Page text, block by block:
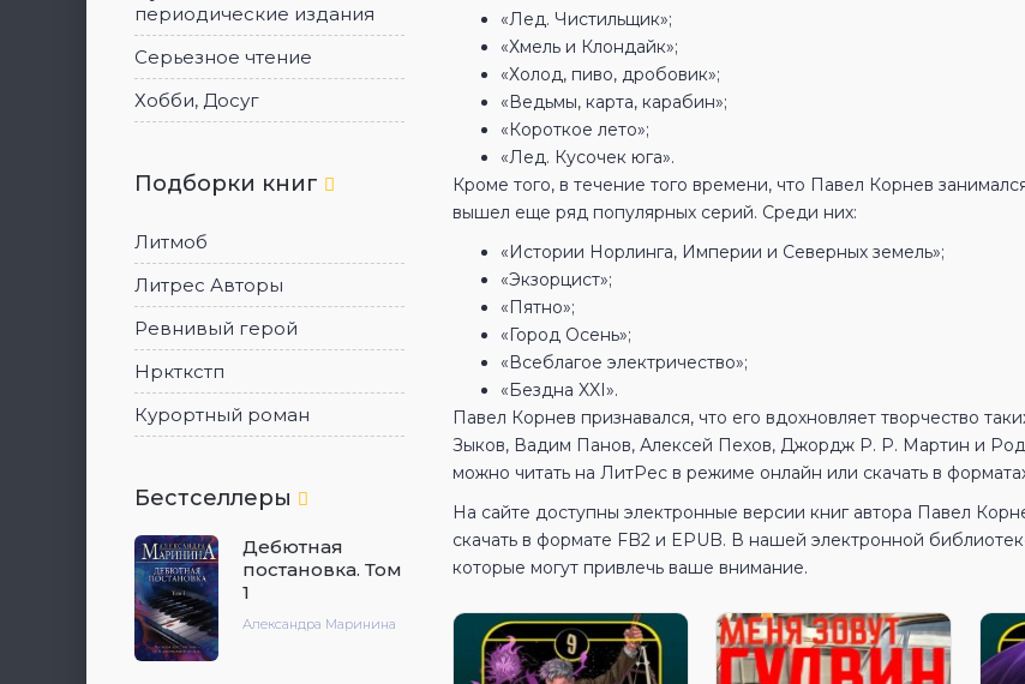
периодические издания
Серьезное чтение
Хобби, Досуг
Подборки книг
Литмоб
Литрес Авторы
Ревнивый герой
Нркткстп
Курортный роман
Бестселлеры
Дебютная
постановка. Том
1
Александра Маринина
«Лед. Чистильщик»;
«Хмель и Клондайк»;
«Холод, пиво, дробовик»;
«Ведьмы, карта, карабин»;
«Короткое лето»;
«Лед. Кусочек юга».
Кроме того, в течение того времени, что Павел Корнев
вышел еще ряд популярных серий. Среди них:
«Истории Норлинга, Империи и Северных земель»;
«Экзорцист»;
«Пятно»;
«Город Осень»;
«Всеблагое электричество»;
«Бездна XXI».
Павел Корнев признавался, что его вдохновляет творчество
Зыков, Вадим Панов, Алексей Пехов, Джордж Р. Р. Мартин и
можно читать на ЛитРес в режиме онлайн или скачать в
На сайте доступны электронные версии книг автора Павел
скачать в формате FB2 и EPUB. В нашей электронной
которые могут привлечь ваше внимание.